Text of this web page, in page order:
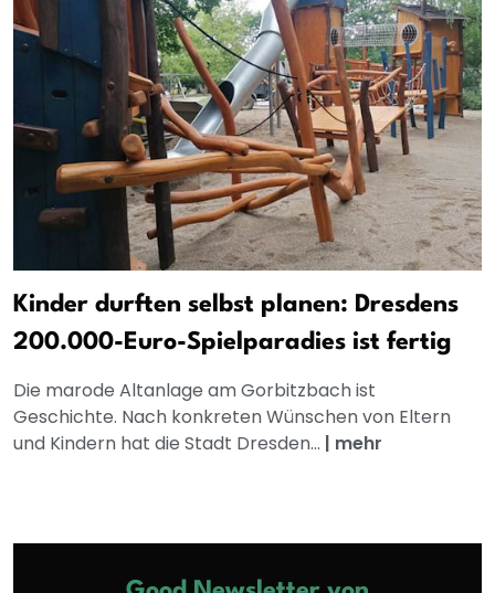
Kinder durften selbst planen: Dresdens
200.000-Euro-Spielparadies ist fertig
Die marode Altanlage am Gorbitzbach ist
Geschichte. Nach konkreten Wünschen von Eltern
und Kindern hat die Stadt Dresden... | mehr